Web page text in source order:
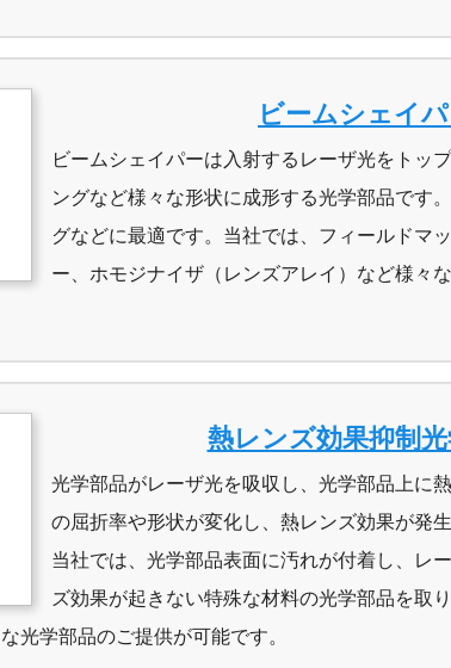
ビームシェイ
ビームシェイパーは入射するレーザ光をトッ
ングなど様々な形状に成形する光学部品です
グなどに最適です。当社では、フィールドマ
ー、ホモジナイザ（レンズアレイ）など様々
熱レンズ効果抑制
光学部品がレーザ光を吸収し、光学部品上に
の屈折率や形状が変化し、熱レンズ効果が発生
当社では、光学部品表面に汚れが付着し、レ
ズ効果が起きない特殊な材料の光学部品を取
光学部品のご提供が可能です。